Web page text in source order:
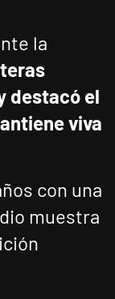
la
destacó el
viva
con una
muestra